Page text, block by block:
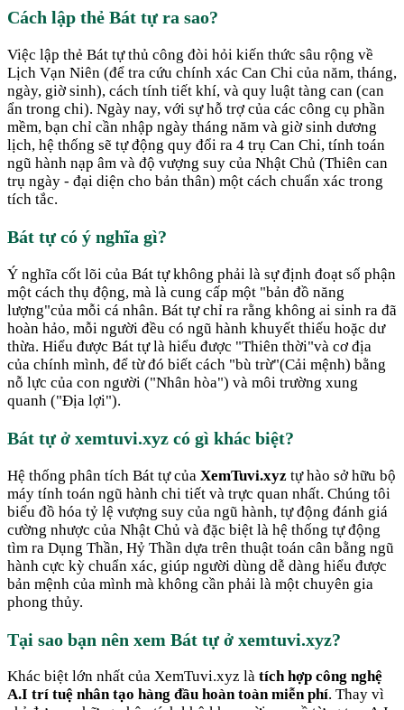
Cách lập thẻ Bát tự ra sao?
Việc lập thẻ Bát tự thủ công đòi hỏi kiến thức sâu rộng về
Lịch Vạn Niên (để tra cứu chính xác Can Chi của năm, tháng,
ngày, giờ sinh), cách tính tiết khí, và quy luật tàng can (can
ẩn trong chi). Ngày nay, với sự hỗ trợ của các công cụ phần
mềm, bạn chỉ cần nhập ngày tháng năm và giờ sinh dương
lịch, hệ thống sẽ tự động quy đổi ra 4 trụ Can Chi, tính toán
ngũ hành nạp âm và độ vượng suy của Nhật Chủ (Thiên can
trụ ngày - đại diện cho bản thân) một cách chuẩn xác trong
tích tắc.
Bát tự có ý nghĩa gì?
Ý nghĩa cốt lõi của Bát tự không phải là sự định đoạt số phận
một cách thụ động, mà là cung cấp một "bản đồ năng
lượng"của mỗi cá nhân. Bát tự chỉ ra rằng không ai sinh ra đã
hoàn hảo, mỗi người đều có ngũ hành khuyết thiếu hoặc dư
thừa. Hiểu được Bát tự là hiểu được "Thiên thời"và cơ địa
của chính mình, để từ đó biết cách "bù trừ"(Cải mệnh) bằng
nỗ lực của con người ("Nhân hòa") và môi trường xung
quanh ("Địa lợi").
Bát tự ở xemtuvi.xyz có gì khác biệt?
Hệ thống phân tích Bát tự của XemTuvi.xyz tự hào sở hữu bộ
máy tính toán ngũ hành chi tiết và trực quan nhất. Chúng tôi
biểu đồ hóa tỷ lệ vượng suy của ngũ hành, tự động đánh giá
cường nhược của Nhật Chủ và đặc biệt là hệ thống tự động
tìm ra Dụng Thần, Hỷ Thần dựa trên thuật toán cân bằng ngũ
hành cực kỳ chuẩn xác, giúp người dùng dễ dàng hiểu được
bản mệnh của mình mà không cần phải là một chuyên gia
phong thủy.
Tại sao bạn nên xem Bát tự ở xemtuvi.xyz?
Khác biệt lớn nhất của XemTuvi.xyz là tích hợp công nghệ
A.I trí tuệ nhân tạo hàng đầu hoàn toàn miễn phí. Thay vì